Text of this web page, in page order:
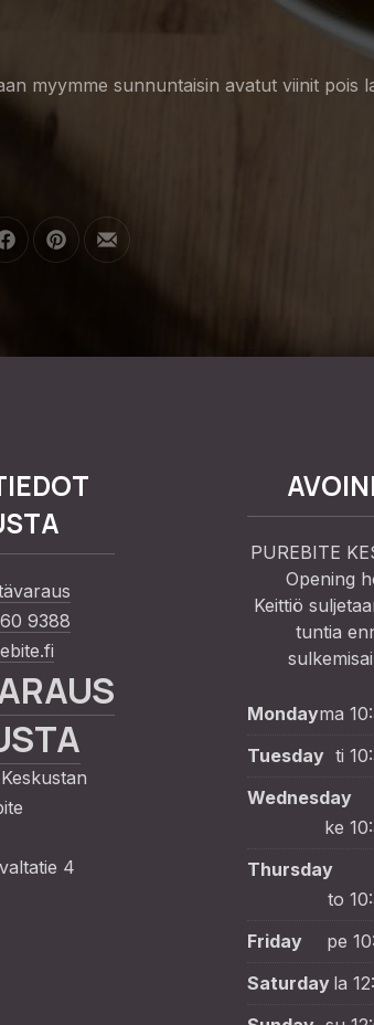
myymme sunnuntaisin avatut viinit
X
Share on Facebook
Share on Pinterest
Share by Email
9388
4
PUREBITE
Opening
Keittiö
tuntia
Mondayma
Tuesday ti
Wednesday
ke
Thursday
to
Friday
pe
Saturday la